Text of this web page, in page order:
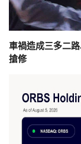
車禍造成三多二
搶修